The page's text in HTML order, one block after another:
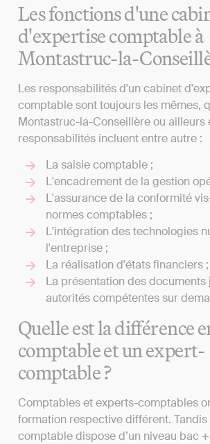
Les fonctions d'une
d'expertise comptable à
Montastruc-la-
Les responsabilités d'un cabinet
comptable sont toujours les mêmes,
Montastruc-la-Conseillère ou ailleurs
responsabilités incluent entre autre :
La saisie comptable ;
L'encadrement de la gestion
L'assurance de la conformité
normes comptables ;
L'intégration des technologies
l'entreprise ;
La réalisation d'états financiers ;
La présentation des
autorités compétentes sur
Quelle est la différence
comptable et un expert-
comptable ?
Comptables et experts-comptables
formation respective différent.
comptable dispose d’un niveau bac